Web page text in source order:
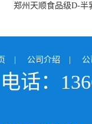
郑州天顺食品级D-半
| 公司介绍 |
电话：